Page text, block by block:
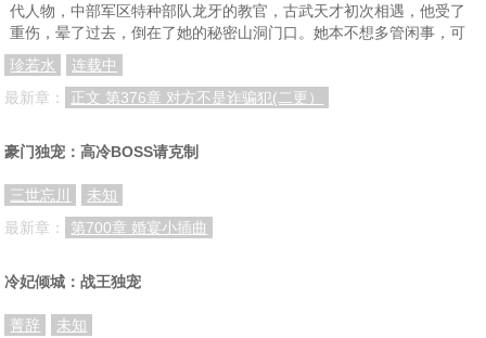
代人物，中部军区特种部队龙牙的教官，古武天才初次相遇，他受了
重伤，晕了过去，倒在了她的秘密山洞门口。她本不想多管闲事，可
珍若水
连载中
最新章：
正文 第376章 对方不是诈骗犯(二更）
豪门独宠：高冷BOSS请克制
三世忘川
未知
最新章：
第700章 婚宴小插曲
冷妃倾城：战王独宠
菁辞
未知